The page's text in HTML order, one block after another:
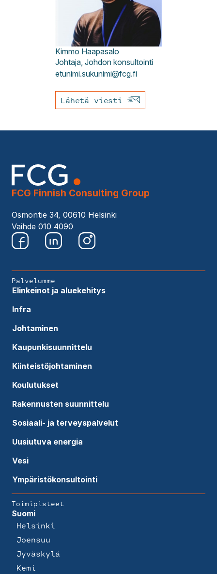
Kimmo Haapasalo
Johtaja, Johdon konsultointi
etunimi.sukunimi@fcg.fi
Lähetä viesti
FCG Finnish Consulting Group
Osmontie 34, 00610 Helsinki
Vaihde 010 4090
Palvelumme
Elinkeinot ja aluekehitys
Infra
Johtaminen
Kaupunkisuunnittelu
Kiinteistöjohtaminen
Koulutukset
Rakennusten suunnittelu
Sosiaali- ja terveyspalvelut
Uusiutuva energia
Vesi
Ympäristökonsultointi
Toimipisteet
Suomi
Helsinki
Joensuu
Jyväskylä
Kemi